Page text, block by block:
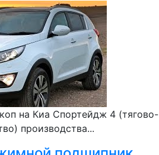
на Киа Спортейдж 4 (тягово-
производства...